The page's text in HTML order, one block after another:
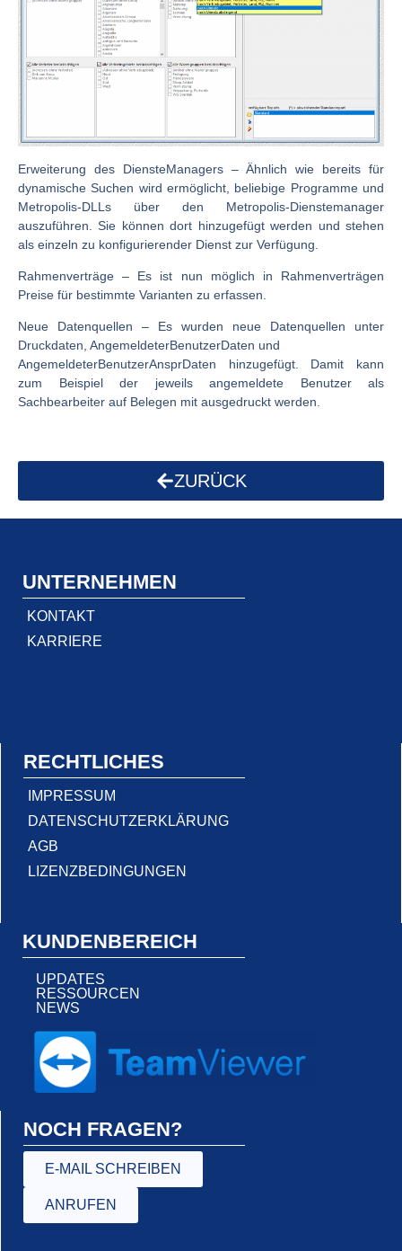
Erweiterung des DiensteManagers– Ähnlich wie bereits für
dynamische Suchen wird ermöglicht, beliebige Programme und
Metropolis-DLLs über den Metropolis-Dienstemanager
auszuführen. Sie können dort hinzugefügt werden und stehen
als einzeln zu konfigurierender Dienst zur Verfügung.
Rahmenverträge – Es ist nun möglich in Rahmenverträgen
Preise für bestimmte Varianten zu erfassen.
Neue Datenquellen – Es wurden neue Datenquellen unter
Druckdaten, AngemeldeterBenutzerDaten und
AngemeldeterBenutzerAnsprDaten hinzugefügt. Damit kann
zum Beispiel der jeweils angemeldete Benutzer als
Sachbearbeiter auf Belegen mit ausgedruckt werden.
ZURÜCK
UNTERNEHMEN
KONTAKT
KARRIERE
RECHTLICHES
IMPRESSUM
DATENSCHUTZERKLÄRUNG
AGB
LIZENZBEDINGUNGEN
KUNDENBEREICH
UPDATES
RESSOURCEN
NEWS
NOCH FRAGEN?
E-MAIL SCHREIBEN
ANRUFEN